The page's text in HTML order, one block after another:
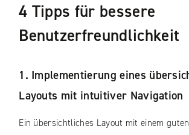
4 Tipps für bessere
Benutzerfreundlichkeit
1. Implementierung eines
Layouts mit intuitiver Navigation
Ein übersichtliches Layout mit einem